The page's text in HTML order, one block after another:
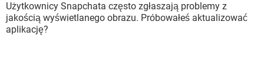
Użytkownicy Snapchata często zgłaszają problemy z
jakością wyświetlanego obrazu. Próbowałeś aktualizować
aplikację?